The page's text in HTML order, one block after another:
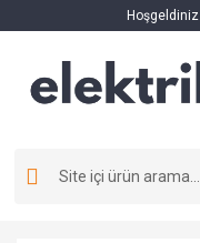
Hoşgeldiniz